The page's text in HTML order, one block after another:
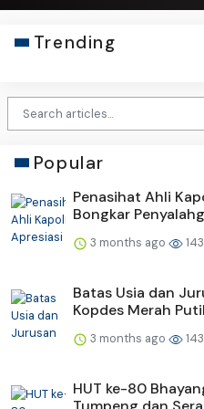
Trending
Popular
Penasihat Ahli
Bongkar
3 months ago
Batas Usia dan
Kopdes Merah
3 months ago
HUT ke-80